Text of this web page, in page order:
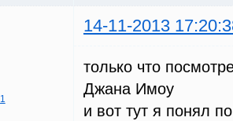
14-11-2013
1
только что
Джана Имоу
и вот тут я понял